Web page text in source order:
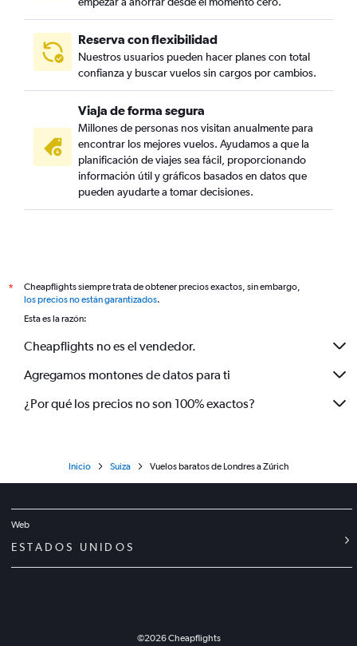
Reserva con flexibilidad
Nuestros usuarios pueden hacer planes con total
confianza y buscar vuelos sin cargos por cambios.
Viaja de forma segura
Millones de personas nos visitan anualmente para
encontrar los mejores vuelos. Ayudamos a que la
planificación de viajes sea fácil, proporcionando
información útil y gráficos basados en datos que
pueden ayudarte a tomar decisiones.
*
Cheapflights siempre trata de obtener precios exactos, sin embargo,
los precios no están garantizados.
Esta es la razón:
Cheapflights no es el vendedor.
Agregamos montones de datos para ti
¿Por qué los precios no son 100% exactos?
Inicio Suiza Vuelos baratos de Londres a Zúrich
Web
ESTADOS UNIDOS
©2026Cheapflights